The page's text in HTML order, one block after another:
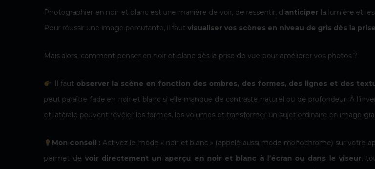
Photographier en noir et blanc est une manière de voir, de ressentir, d’anticiper la lumière et
Pour réussir une image percutante, il faut visualiser vos scènes en niveau de gris dès la
Mais alors, comment penser en noir et blanc dès la prise de vue pour améliorer vos photos ?
Il faut observer la scène en fonction des ombres, des formes, des lignes et des
peut paraître fade en noir et blanc si elle manque de contraste naturel ou de profondeur. À
et latérale peuvent révéler les formes, les volumes et transformer un sujet ordinaire en image
Mon conseil : Activez le mode « noir et blanc » (appelé aussi mode monochrome) sur votre
permet de voir directement un aperçu en noir et blanc à l’écran ou dans le viseur,